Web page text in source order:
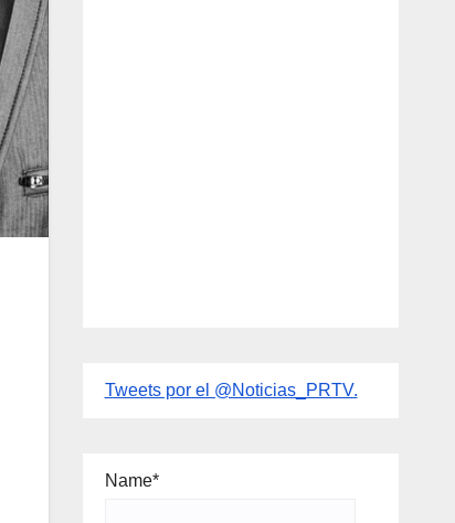
Tweets por el @Noticias_PRTV.
Name*